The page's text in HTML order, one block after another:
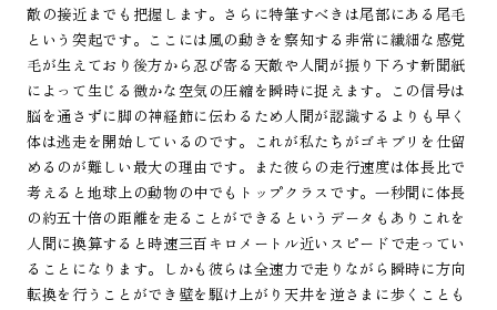
敵の接近までも把握します。さらに特筆すべきは尾部にある尾毛
という突起です。ここには風の動きを察知する非常に繊細な感覚
毛が生えており後方から忍び寄る天敵や人間が振り下ろす新聞紙
によって生じる微かな空気の圧縮を瞬時に捉えます。この信号は
脳を通さずに脚の神経節に伝わるため人間が認識するよりも早く
体は逃走を開始しているのです。これが私たちがゴキブリを仕留
めるのが難しい最大の理由です。また彼らの走行速度は体長比で
考えると地球上の動物の中でもトップクラスです。一秒間に体長
の約五十倍の距離を走ることができるというデータもありこれを
人間に換算すると時速三百キロメートル近いスピードで走ってい
ることになります。しかも彼らは全速力で走りながら瞬時に方向
転換を行うことができ壁を駆け上がり天井を逆さまに歩くことも